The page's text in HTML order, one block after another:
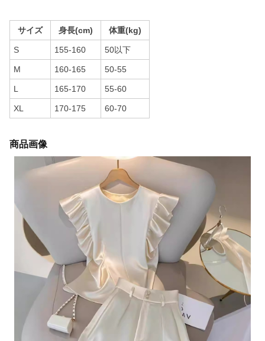
サイズ 身長(cm) 体重(kg)
S 155-160 50以下
M 160-165 50-55
L 165-170 55-60
XL 170-175 60-70
商品画像